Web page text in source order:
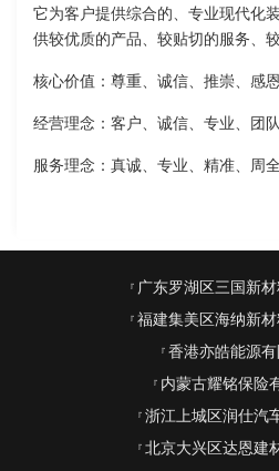
它为客户提供综合的、专业现代化
供较优质的产品、较贴切的服务、
核心价值：尊重、诚信、推崇、感
经营理念：客户、诚信、专业、团
服务理念：真诚、专业、精准、周
广东罗湖区三国新材
福建集美区海纳新材
香港亦皓能源有
内蒙古耀铭保险
浙江上城区润仕汽
北京大兴区达恩建